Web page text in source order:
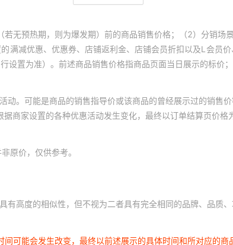
若无预热期，则为爆发期）前的商品销售价格；（2）分销
满减优惠、优惠券、店铺返利金、店铺会员折扣以及L会员
置为准）。前述商品销售价格指商品页面当日展示的标价
。可能是商品的销售指导价或该商品的曾经展示过的销售价
商家设置的各种优惠活动发生变化，最终以订单结算页价格
原价，仅供参考。
高度的相似性，但不视为二者具有完全相同的品牌、品质、
可能会发生改变，最终以前述展示的具体时间和所对应的商